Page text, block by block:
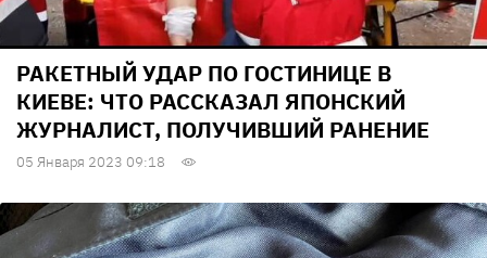
РАКЕТНЫЙ УДАР ПО ГОСТИНИЦЕ В
КИЕВЕ: ЧТО РАССКАЗАЛ ЯПОНСКИЙ
ЖУРНАЛИСТ, ПОЛУЧИВШИЙ РАНЕНИЕ
05 Января 2023 09:18